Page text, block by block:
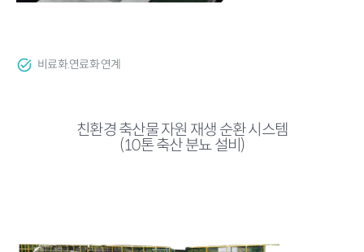
비료화.연료화 연계
친환경 축산물 자원 재생 순환 시스템
(10톤 축산 분뇨 설비)